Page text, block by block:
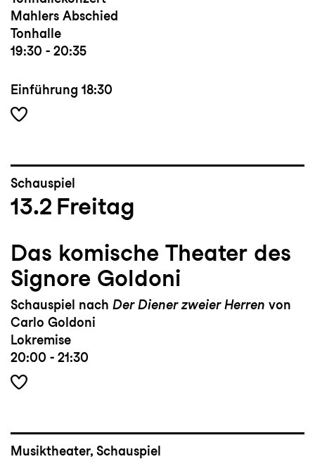
Mahlers Abschied
Tonhalle
19:30 - 20:35
Einführung 18:30
Schauspiel
13.2 Freitag
Das komische Theater des
Signore Goldoni
Schauspiel nach Der Diener zweier Herren von
Carlo Goldoni
Lokremise
20:00 - 21:30
Musiktheater, Schauspiel